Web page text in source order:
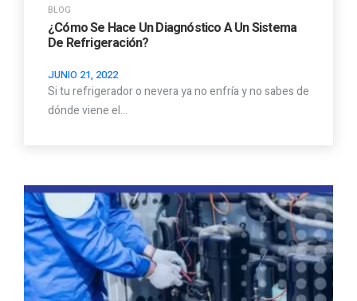
BLOG
¿Cómo Se Hace Un Diagnóstico A Un Sistema
De Refrigeración?
JUNIO 21, 2022
Si tu refrigerador o nevera ya no enfría y no sabes de
dónde viene el…